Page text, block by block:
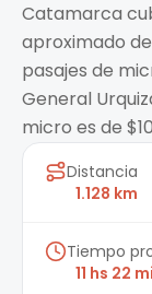
Catamarca
aproximado de
pasajes de
General
micro es de
Distancia
1.128 km
Tiempo
11 hs 22